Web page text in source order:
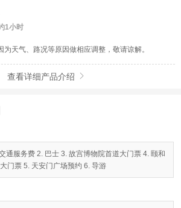
1小时
为天气、路况等原因做相应调整，敬请谅解。
查看详细产品介绍 
通服务费 2. 巴士 3. 故宫博物院首道大门票 4. 颐和
门票 5. 天安门广场预约 6. 导游